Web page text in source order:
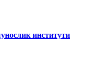
институти